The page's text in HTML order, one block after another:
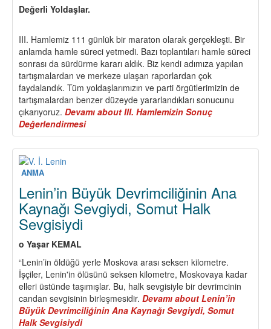
Değerli Yoldaşlar.
III. Hamlemiz 111 günlük bir maraton olarak gerçekleşti. Bir
anlamda hamle süreci yetmedi. Bazı toplantıları hamle süreci
sonrası da sürdürme kararı aldık. Biz kendi adımıza yapılan
tartışmalardan ve merkeze ulaşan raporlardan çok
faydalandık. Tüm yoldaşlarımızın ve parti örgütlerimizin de
tartışmalardan benzer düzeyde yararlandıkları sonucunu
çıkarıyoruz. Devamı about III. Hamlemizin Sonuç
Değerlendirmesi
ANMA
Lenin’in Büyük Devrimciliğinin Ana
Kaynağı Sevgiydi, Somut Halk
Sevgisiydi
o Yaşar KEMAL
“Lenin’in öldüğü yerle Moskova arası seksen kilometre.
İşçiler, Lenin'in ölüsünü seksen kilometre, Moskovaya kadar
elleri üstünde taşımışlar. Bu, halk sevgisiyle bir devrimcinin
candan sevgisinin birleşmesidir. Devamı about Lenin’in
Büyük Devrimciliğinin Ana Kaynağı Sevgiydi, Somut
Halk Sevgisiydi